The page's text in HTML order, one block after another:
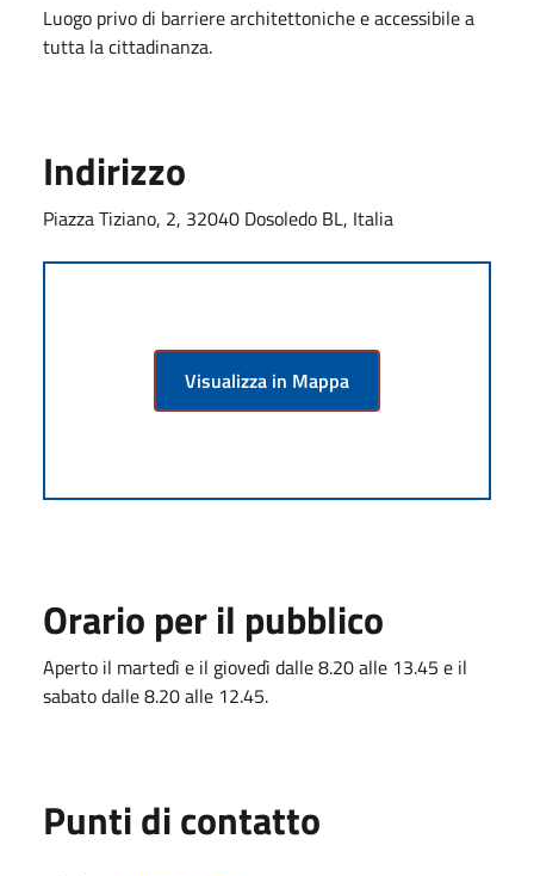
Luogo privo di barriere architettoniche e accessibile a
tutta la cittadinanza.
Indirizzo
Piazza Tiziano, 2, 32040 Dosoledo BL, Italia
Visualizza in Mappa
Orario per il pubblico
Aperto il martedì e il giovedì dalle 8.20 alle 13.45 e il
sabato dalle 8.20 alle 12.45.
Punti di contatto